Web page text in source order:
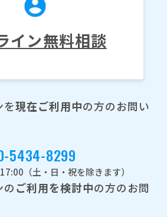
イン無料相談
現在ご利用中の方のお問い
5434-8299
（土・日・祝を除きます）
ご利用を検討中の方のお問